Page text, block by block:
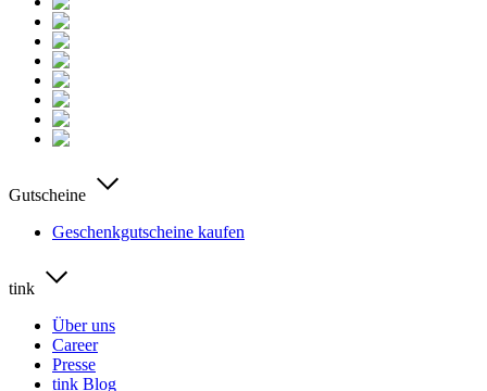
Gutscheine
Geschenkgutscheine kaufen
tink
Über uns
Career
Presse
tink Blog